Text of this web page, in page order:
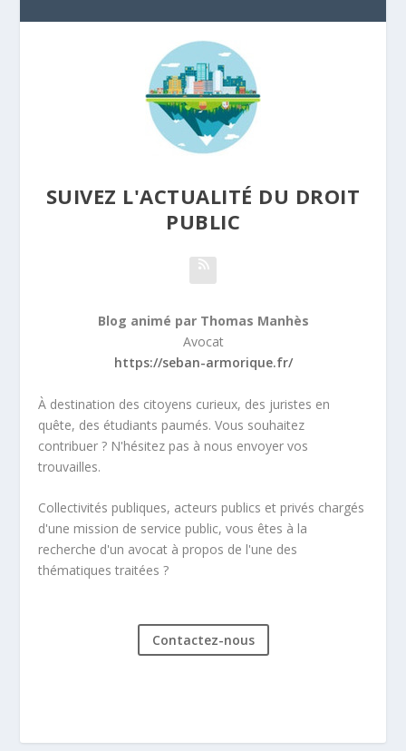
SUIVEZ L'ACTUALITÉ DU DROIT
PUBLIC
Blog animé par Thomas Manhès
Avocat
https://seban-armorique.fr/
À destination des citoyens curieux, des juristes en
quête, des étudiants paumés. Vous souhaitez
contribuer ? N'hésitez pas à nous envoyer vos
trouvailles.
Collectivités publiques, acteurs publics et privés chargés
d'une mission de service public, vous êtes à la
recherche d'un avocat à propos de l'une des
thématiques traitées ?
Contactez-nous